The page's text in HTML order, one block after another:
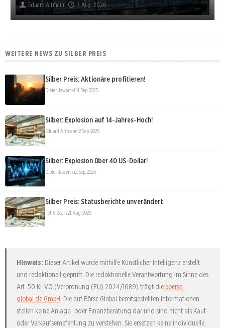
Eduard Altmann 7. Aug. 2026
WEITERE NEWS ZU SILBER PREIS
Silber Preis: Aktionäre profitieren!
Dieter Jaworski14. Sep. 2025
Silber: Explosion auf 14-Jahres-Hoch!
Eduard Altmann12. Sep. 2025
Silber: Explosion über 40 US-Dollar!
Dieter Jaworski2. Sep. 2025
Silber Preis: Statusberichte unverändert
Felix Baarz21. Aug. 2025
Hinweis: Dieser Artikel wurde mithilfe Künstlicher Intelligenz erstellt
und redaktionell geprüft. Die redaktionelle Verantwortung im Sinne des
Art. 50 KI-VO (Verordnung (EU) 2024/1689) trägt die boerse-
global.de GmbH . Die auf Börse Global bereitgestellten Informationen
stellen keine Anlage- oder Finanzberatung dar und sind nicht als Kauf-
oder Verkaufsempfehlung zu verstehen. Sie ersetzen keine individuelle,